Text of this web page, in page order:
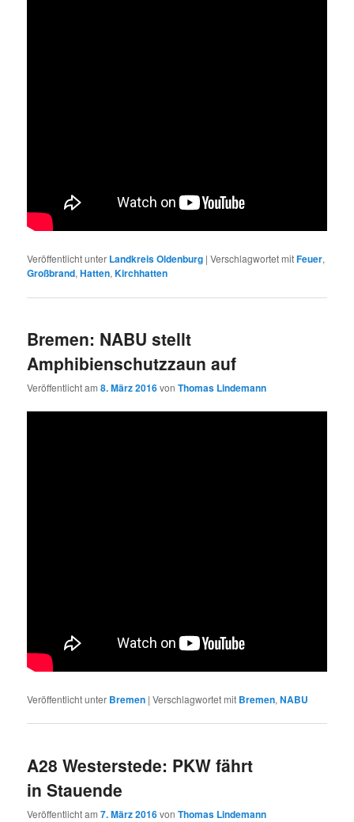
Veröffentlicht unter Landkreis Oldenburg |Verschlagwortet mitFeuer,
Großbrand,Hatten,Kirchhatten
Bremen: NABU stellt
Amphibienschutzzaun auf
Veröffentlicht am8. März 2016vonThomas Lindemann
Veröffentlicht unter Bremen |Verschlagwortet mit Bremen,NABU
A28 Westerstede: PKW fährt
in Stauende
Veröffentlicht am7. März 2016vonThomas Lindemann